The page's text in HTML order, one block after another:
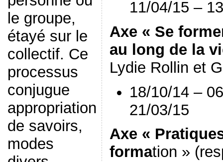
le groupe,
étayé sur le
collectif. Ce
processus
conjugue
appropriation
de savoirs,
modes
11/04/15 –
Axe « Se
au long de la
Lydie Rollin et
18/10/14 –
21/03/15
Axe «
formation »